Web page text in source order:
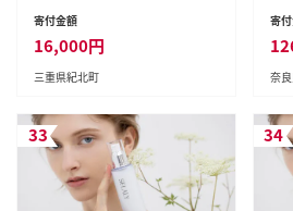
寄付金額
16,000円
三重県紀北町
回
乳
大
母
寄
奈
33 34